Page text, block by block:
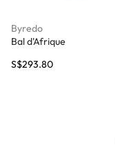
Byredo
Bal d'Afrique
S$293.80